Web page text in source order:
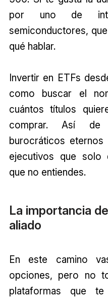
por uno de
semiconductores,
qué hablar.
Invertir en ETFs
como buscar el
cuántos títulos
comprar. Así
burocráticos eternos
ejecutivos que solo
que no entiendes.
La importancia
aliado
En este camino
opciones, pero no
plataformas que